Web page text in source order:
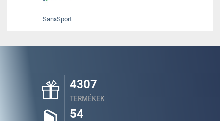
SanaSport
4307
TERMÉKEK
54